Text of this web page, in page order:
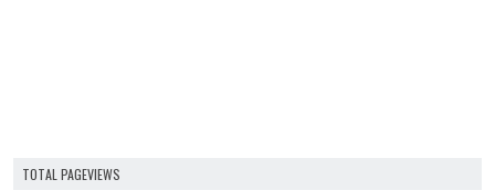
TOTAL PAGEVIEWS